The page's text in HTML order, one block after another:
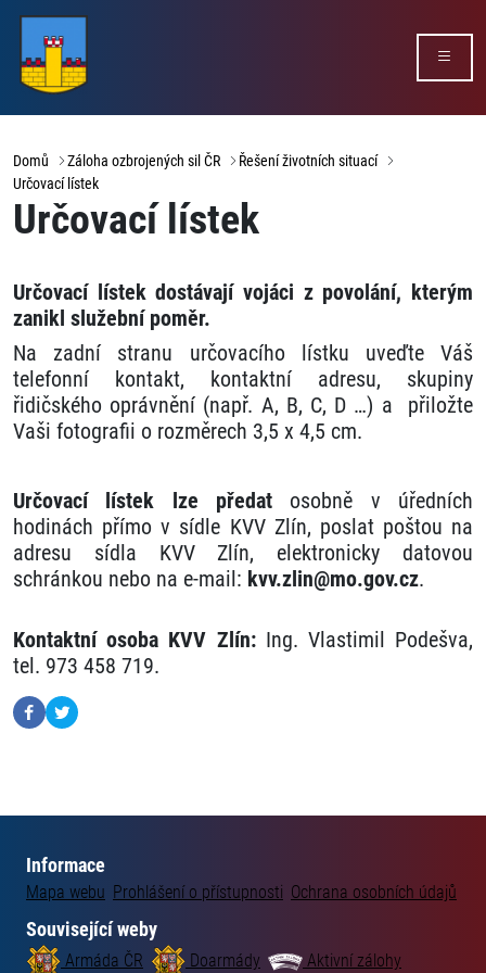
Domů Záloha ozbrojených sil ČR
Řešení životních situací
Určovací lístek
Určovací lístek
Určovací lístek dostávají vojáci z povolání, kterým
zanikl služební poměr.
Na zadní stranu určovacího lístku uveďte Váš
telefonní kontakt, kontaktní adresu, skupiny
řidičského oprávnění (např. A, B, C, D …) a přiložte
Vaši fotografii o rozměrech 3,5 x 4,5 cm.
Určovací lístek lze předat osobně v úředních
hodinách přímo v sídle KVV Zlín, poslat poštou na
adresu sídla KVV Zlín, elektronicky datovou
schránkou nebo na e-mail: kvv.zlin@mo.gov.cz.
Kontaktní osoba KVV Zlín: Ing. Vlastimil Podešva,
tel. 973 458 719.
Informace
Mapa webu Prohlášení o přístupnosti Ochrana osobních údajů
Související weby
Armáda ČR Doarmády Aktivní zálohy